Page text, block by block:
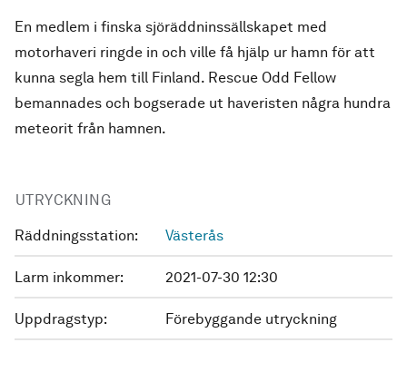
En medlem i finska sjöräddninssällskapet med
motorhaveri ringde in och ville få hjälp ur hamn för att
kunna segla hem till Finland. Rescue Odd Fellow
bemannades och bogserade ut haveristen några hundra
meteorit från hamnen.
UTRYCKNING
Räddningsstation: Västerås
Larm inkommer: 2021-07-30 12:30
Uppdragstyp: Förebyggande utryckning